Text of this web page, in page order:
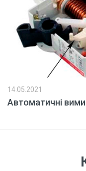
Автоматичні
14.05.2021